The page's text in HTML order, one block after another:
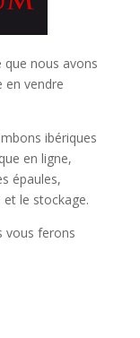
nous avons
en vendre
ibériques
en ligne,
épaules,
le stockage.
vous ferons